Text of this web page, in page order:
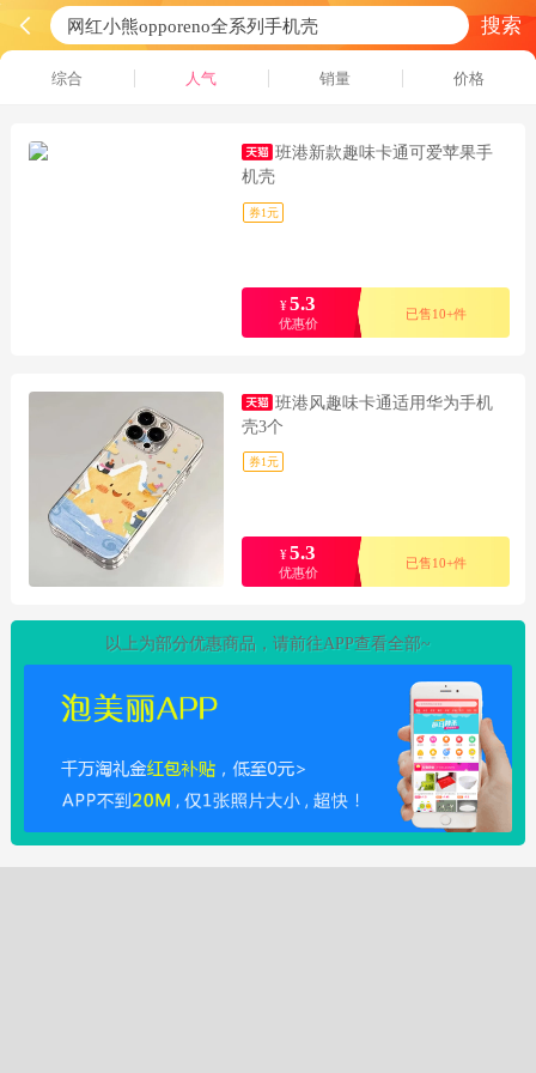
搜索
综合 人气 销量 价格
班港新款趣味卡通可爱苹果手
机壳
券1元
¥5.3
优惠价
已售10+件
班港风趣味卡通适用华为手机
壳3个
券1元
¥5.3
优惠价
已售10+件
以上为部分优惠商品，请前往APP查看全部~